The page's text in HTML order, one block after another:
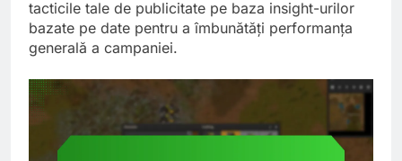
tacticile tale de publicitate pe baza insight-urilor
bazate pe date pentru a îmbunătăți performanța
generală a campaniei.